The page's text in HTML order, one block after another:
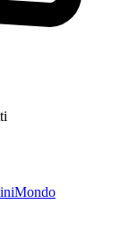
Mondo